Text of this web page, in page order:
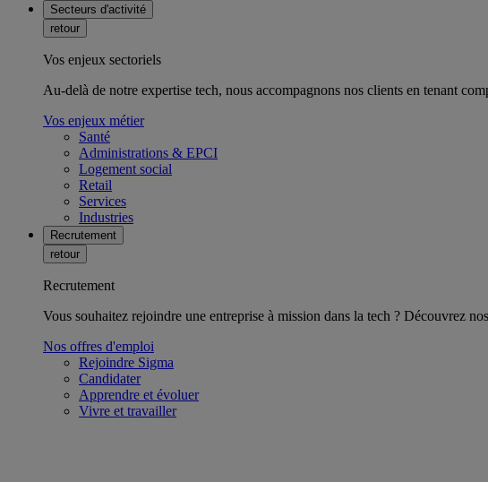
Secteurs d'activité
retour
Vos enjeux sectoriels
Au-delà de notre expertise tech, nous accompagnons nos clients en tenant
Vos enjeux métier
Santé
Administrations & EPCI
Logement social
Retail
Services
Industries
Recrutement
retour
Recrutement
Vous souhaitez rejoindre une entreprise à mission dans la tech ? Découvrez
Nos offres d'emploi
Rejoindre Sigma
Candidater
Apprendre et évoluer
Vivre et travailler